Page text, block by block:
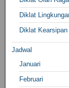
Diklat
Diklat Kearsipan
Jadwal
Januari
Februari